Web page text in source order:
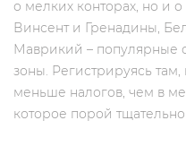
о мелких конторах, но и
Винсент и Гренадины,
Маврикий –
зоны. Регистрируясь
меньше налогов, чем в
которое порой